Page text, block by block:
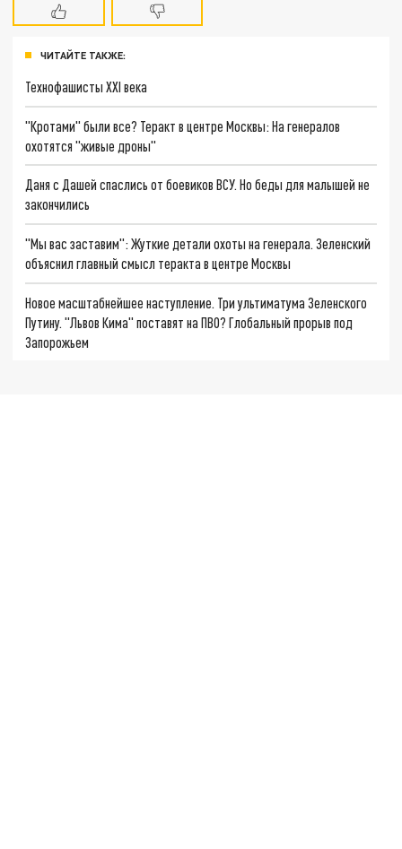
ЧИТАЙТЕ ТАКЖЕ:
Технофашисты XXI века
"Кротами" были все? Теракт в центре Москвы: На генералов
охотятся "живые дроны"
Даня с Дашей спаслись от боевиков ВСУ. Но беды для малышей не
закончились
"Мы вас заставим": Жуткие детали охоты на генерала. Зеленский
объяснил главный смысл теракта в центре Москвы
Новое масштабнейшее наступление. Три ультиматума Зеленского
Путину. "Львов Кима" поставят на ПВО? Глобальный прорыв под
Запорожьем